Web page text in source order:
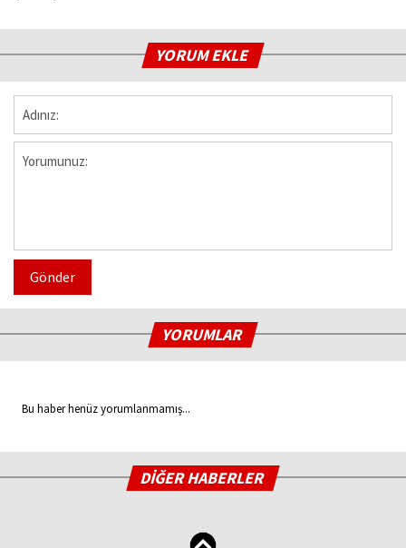
YORUM EKLE
Gönder
YORUMLAR
Bu haber henüz yorumlanmamış...
DİĞER HABERLER